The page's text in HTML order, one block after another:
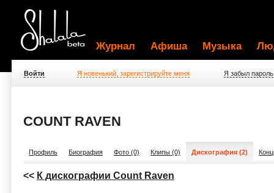
Журнал Афиша Музыка
Войти Я новенький, зарегистрируйте меня Я забыл пароль
COUNT RAVEN
Профиль Биография Фото (0) Клипы (0) Дискография (2)
<< К дискографии Count Raven